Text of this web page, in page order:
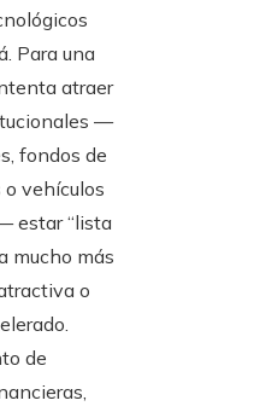
Para una
atraer
—
fondos de
o vehículos
estar “lista
mucho más
o
de